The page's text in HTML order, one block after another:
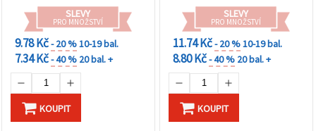
SLEVY
PRO MNOŽSTVÍ
9.78 Kč- 20 %10-19 bal.
7.34 Kč- 40 % 20 bal. +
KOUPIT
SLEVY
PRO MNOŽSTVÍ
11.74 Kč- 20 %10-19 bal.
8.80 Kč- 40 % 20 bal. +
KOUPIT